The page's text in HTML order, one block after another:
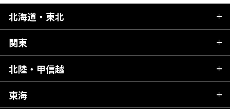
北海道・東北
北海道
青森県
秋田県
関東
茨城県
栃木県
北陸・甲信越
新潟県
東海